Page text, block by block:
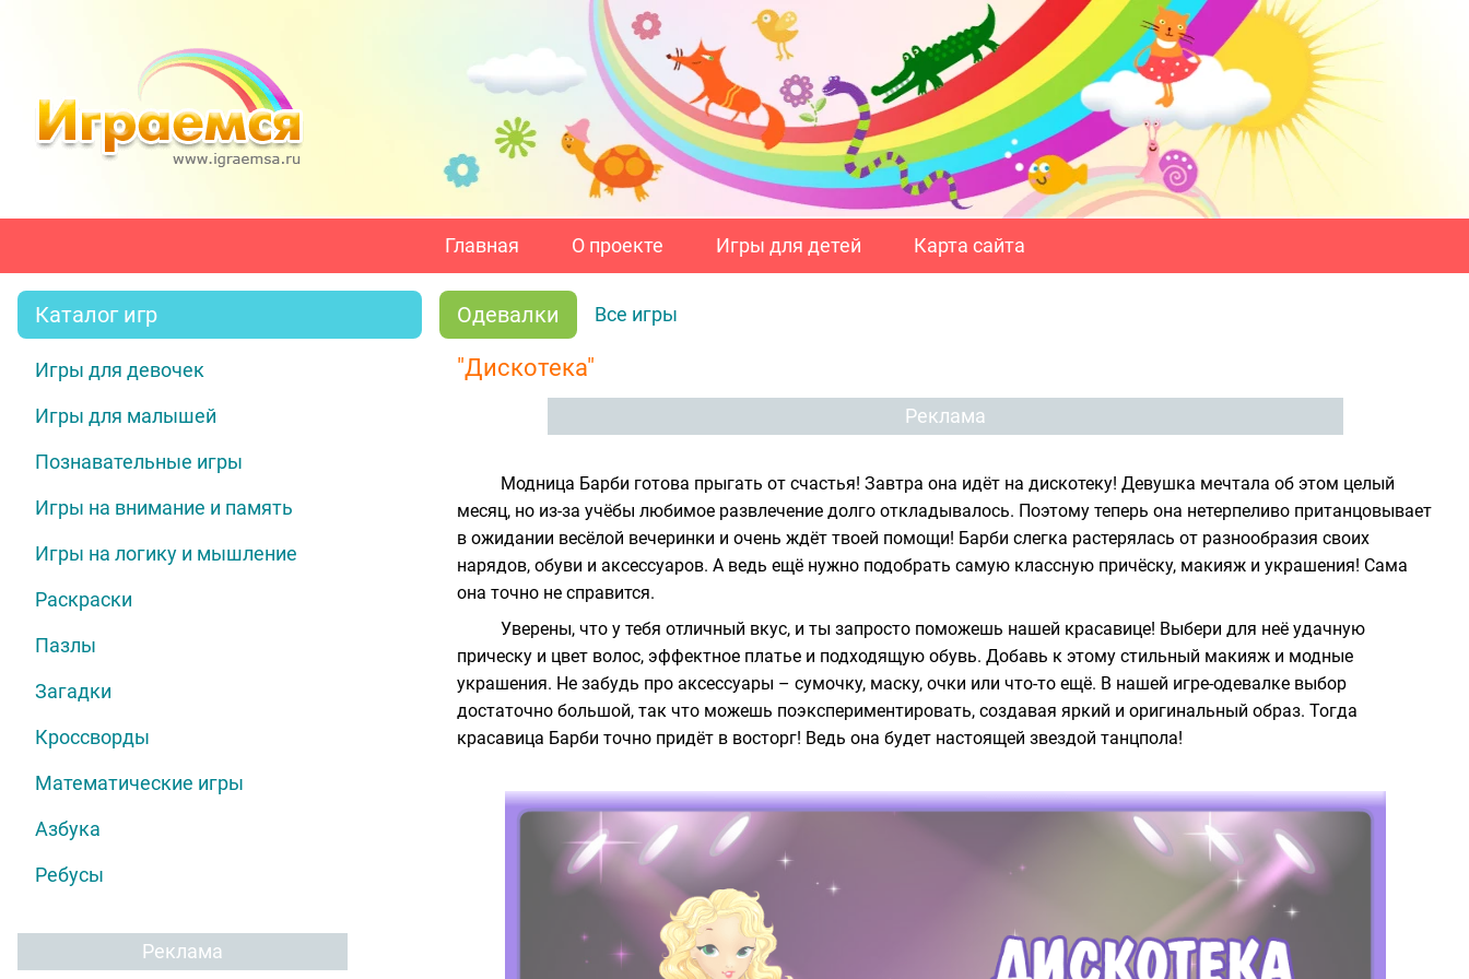
Главная О проекте Игры для детей Карта сайта
Каталог игр
Игры для девочек
Игры для малышей
Познавательные игры
Игры на внимание и память
Игры на логику и мышление
Раскраски
Пазлы
Загадки
Кроссворды
Математические игры
Азбука
Ребусы
Реклама
Одевалки Все игры
"Дискотека"
Реклама
Модница Барби готова прыгать от счастья! Завтра она идёт на дискотеку! Девушка мечтала об этом целый
месяц, но из-за учёбы любимое развлечение долго откладывалось. Поэтому теперь она нетерпеливо пританцовывает
в ожидании весёлой вечеринки и очень ждёт твоей помощи! Барби слегка растерялась от разнообразия своих
нарядов, обуви и аксессуаров. А ведь ещё нужно подобрать самую классную причёску, макияж и украшения! Сама
она точно не справится.
Уверены, что у тебя отличный вкус, и ты запросто поможешь нашей красавице! Выбери для неё удачную
прическу и цвет волос, эффектное платье и подходящую обувь. Добавь к этому стильный макияж и модные
украшения. Не забудь про аксессуары – сумочку, маску, очки или что-то ещё. В нашей игре-одевалке выбор
достаточно большой, так что можешь поэкспериментировать, создавая яркий и оригинальный образ. Тогда
красавица Барби точно придёт в восторг! Ведь она будет настоящей звездой танцпола!